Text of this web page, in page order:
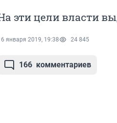
эти цели власти
января 2019, 19:38 24 845
166 комментариев